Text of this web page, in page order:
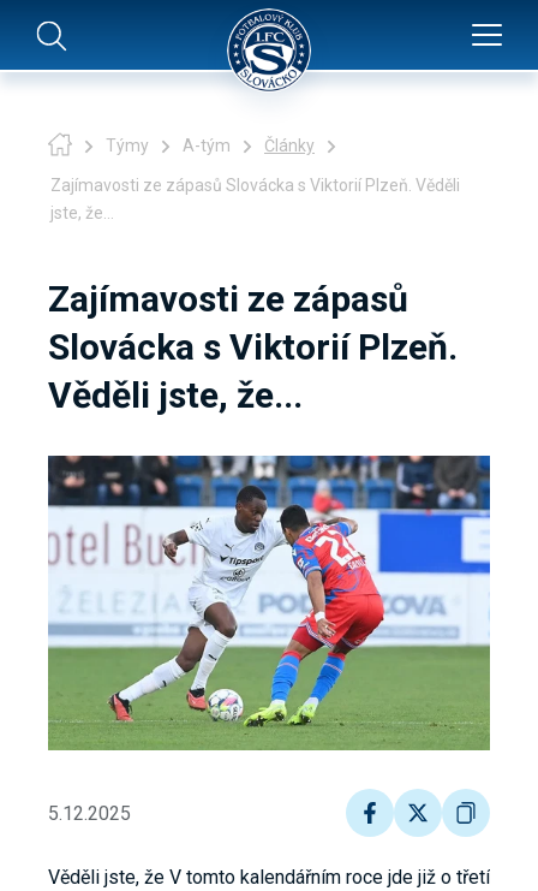
Týmy A-tým Články
Zajímavosti ze zápasů Slovácka s Viktorií Plzeň. Věděli
jste, že...
Zajímavosti ze zápasů
Slovácka s Viktorií Plzeň.
Věděli jste, že...
5.12.2025
Věděli jste, že V tomto kalendářním roce jde již o třetí